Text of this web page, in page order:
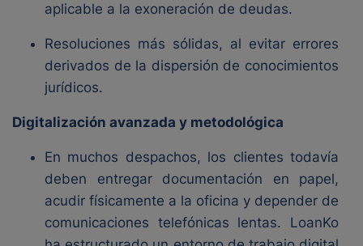
aplicable a la exoneración de deudas.
Resoluciones más sólidas, al evitar errores
derivados de la dispersión de conocimientos
jurídicos.
Digitalización avanzada y metodológica
En muchos despachos, los clientes todavía
deben entregar documentación en papel,
acudir físicamente a la oficina y depender de
comunicaciones telefónicas lentas. LoanKo